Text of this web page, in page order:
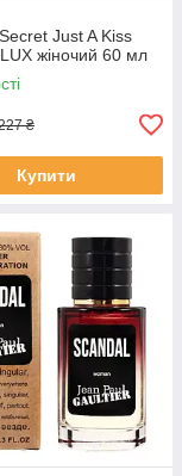
Just A Kiss
жіночий 60 мл
₴
Купити